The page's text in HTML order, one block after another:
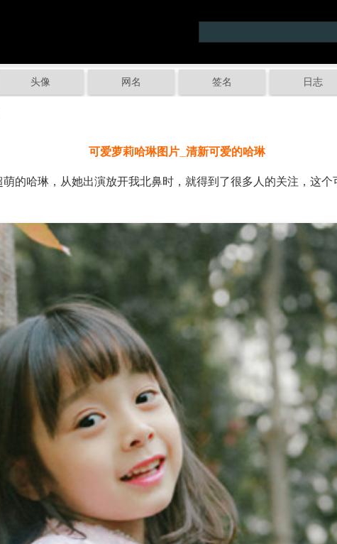
头像 网名 签名 日志
可爱萝莉哈琳图片_清新可爱的哈琳
的哈琳，从她出演放开我北鼻时，就得到了很多人的关注，这个